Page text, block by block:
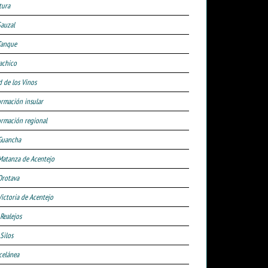
de los Vinos
insular
regional
de Acentejo
de Acentejo